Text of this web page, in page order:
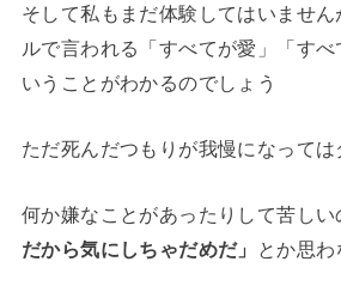
そして私もまだ体験してはいませ
ルで言われる「すべてが愛」「す
いうことがわかるのでしょう
ただ死んだつもりが我慢になっては
何か嫌なことがあったりして苦しい
だから気にしちゃだめだ」
とか思